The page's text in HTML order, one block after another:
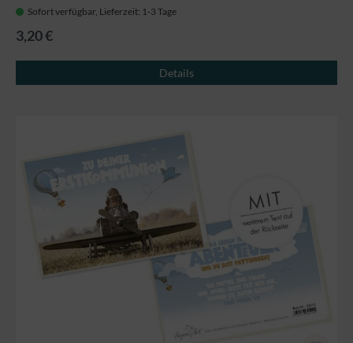
Sofort verfügbar, Lieferzeit: 1-3 Tage
3,20 €
Details